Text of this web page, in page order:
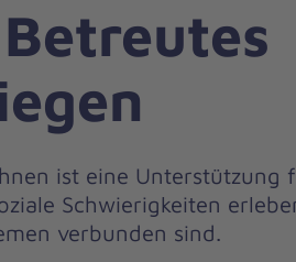
ist eine Unterstützung
Schwierigkeiten
verbunden sind.